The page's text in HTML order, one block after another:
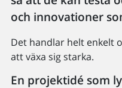
och innovationer
Det handlar helt enkelt
att växa sig starka.
En projektidé som